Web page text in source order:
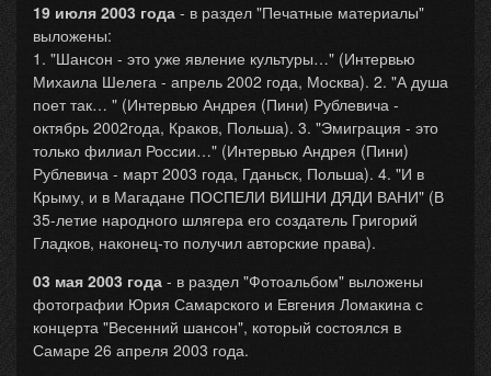
19 июля 2003 года - в раздел "Печатные материалы"
выложены:
1. "Шансон - это уже явление культуры…" (Интервью
Михаила Шелега - апрель 2002 года, Москва). 2. "А душа
поет так… " (Интервью Андрея (Пини) Рублевича -
октябрь 2002года, Краков, Польша). 3. "Эмиграция - это
только филиал России…" (Интервью Андрея (Пини)
Рублевича - март 2003 года, Гданьск, Польша). 4. "И в
Крыму, и в Магадане ПОСПЕЛИ ВИШНИ ДЯДИ ВАНИ" (В
35-летие народного шлягера его создатель Григорий
Гладков, наконец-то получил авторские права).
03 мая 2003 года - в раздел "Фотоальбом" выложены
фотографии Юрия Самарского и Евгения Ломакина с
концерта "Весенний шансон", который состоялся в
Самаре 26 апреля 2003 года.